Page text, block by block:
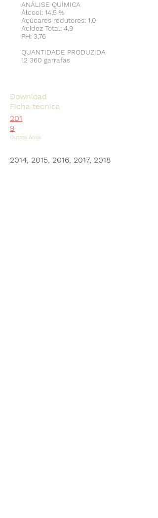
ANÁLISE QUÍMICA
Álcool: 14,5 %
Açúcares redutores: 1,0
Acidez Total: 4,9
PH: 3,76
QUANTIDADE PRODUZIDA
12 360 garrafas
Download
Ficha técnica
201
9
2014, 2015, 2016, 2017, 2018
Outros Anos